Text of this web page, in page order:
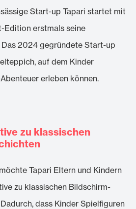
Start-up Tapari startet mit
Edition erstmals seine
2024 gegründete Start-up
auf dem Kinder
erleben können.
zu klassischen
Tapari Eltern und Kindern
zu klassischen Bildschirm-
dass Kinder Spielfiguren